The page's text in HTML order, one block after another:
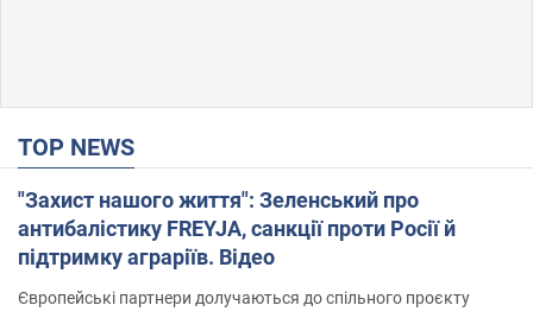
TOP NEWS
"Захист нашого життя": Зеленський про
антибалістику FREYJA, санкції проти Росії й
підтримку аграріїв. Відео
Європейські партнери долучаються до спільного проєкту